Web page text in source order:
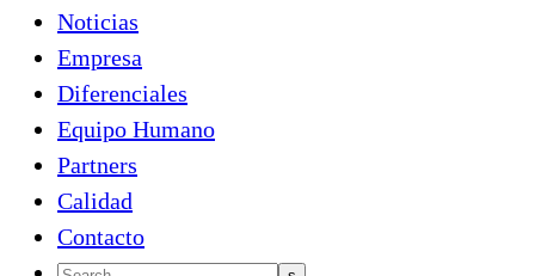
Noticias
Empresa
Diferenciales
Equipo Humano
Partners
Calidad
Contacto